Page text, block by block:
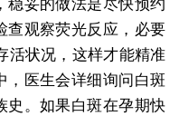
稳妥的做法是尽快预约
查观察荧光反应，必要
活状况，这样才能精准
，医生会详细询问白斑
史。如果白斑在孕期快